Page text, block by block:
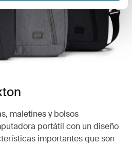
maletines y bolsos
portátil con un diseño
importantes que son